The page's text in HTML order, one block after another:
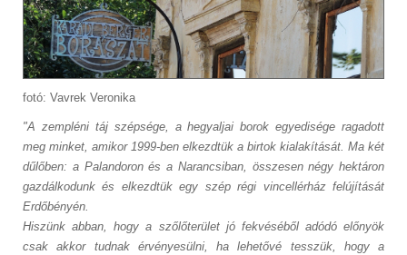
fotó: Vavrek Veronika
"A zempléni táj szépsége, a hegyaljai borok egyedisége ragadott
meg minket, amikor 1999-ben elkezdtük a birtok kialakítását. Ma két
dűlőben: a Palandoron és a Narancsiban, összesen négy hektáron
gazdálkodunk és elkezdtük egy szép régi vincellérház felújítását
Erdőbényén.
Hiszünk abban, hogy a szőlőterület jó fekvéséből adódó előnyök
csak akkor tudnak érvényesülni, ha lehetővé tesszük, hogy a